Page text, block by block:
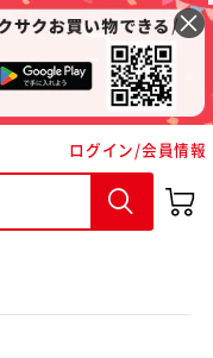
ログイン/会員情報